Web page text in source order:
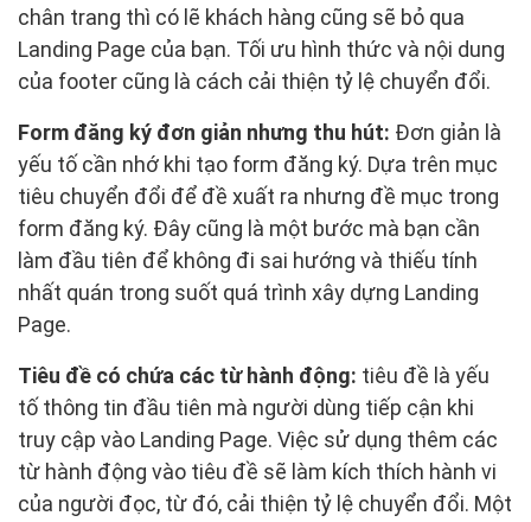
chân trang thì có lẽ khách hàng cũng sẽ bỏ qua
Landing Page của bạn. Tối ưu hình thức và nội dung
của footer cũng là cách cải thiện tỷ lệ chuyển đổi.
Form đăng ký đơn giản nhưng thu hút: Đơn giản là
yếu tố cần nhớ khi tạo form đăng ký. Dựa trên mục
tiêu chuyển đổi để đề xuất ra nhưng đề mục trong
form đăng ký. Đây cũng là một bước mà bạn cần
làm đầu tiên để không đi sai hướng và thiếu tính
nhất quán trong suốt quá trình xây dựng Landing
Page.
Tiêu đề có chứa các từ hành động: tiêu đề là yếu
tố thông tin đầu tiên mà người dùng tiếp cận khi
truy cập vào Landing Page. Việc sử dụng thêm các
từ hành động vào tiêu đề sẽ làm kích thích hành vi
của người đọc, từ đó, cải thiện tỷ lệ chuyển đổi. Một